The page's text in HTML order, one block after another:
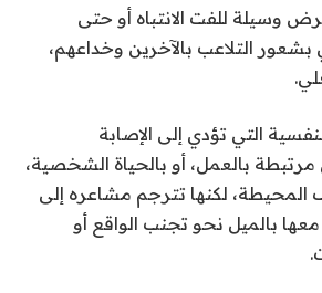
وسيلة للفت الانتباه أو حتى
التلاعب بالآخرين وخداعهم،
التي تؤدي إلى الإصابة
مرتبطة بالعمل، أو بالحياة الشخصية،
المحيطة، لكنها تترجم مشاعره إلى
بالميل نحو تجنب الواقع أو